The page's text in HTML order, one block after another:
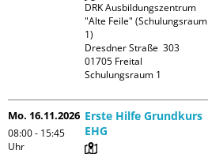
DRK Ausbildungszentrum
"Alte Feile" (Schulungsraum
1)
Dresdner Straße  303
01705 Freital
Schulungsraum 1
Mo. 16.11.2026
08:00 - 15:45
Uhr
Erste Hilfe Grundkurs
EHG